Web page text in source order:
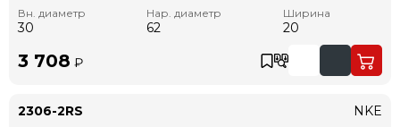
Вн. диаметр
30
Нар. диаметр
62
Ширина
20
3 708 ₽
2306-2RS NKE